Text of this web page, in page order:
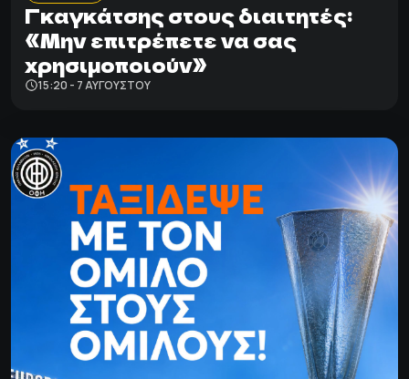
Γκαγκάτσης στους διαιτητές:
«Μην επιτρέπετε να σας
χρησιμοποιούν»
15:20 - 7 ΑΥΓΟΎΣΤΟΥ